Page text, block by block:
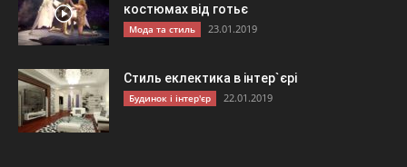
костюмах від готьє
Мода та стиль 23.01.2019
Стиль еклектика в інтер`єрі
Будинок і інтер'єр 22.01.2019